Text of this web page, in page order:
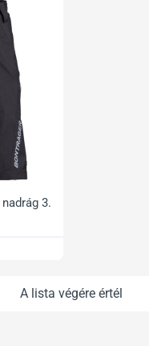
3.
A lista végére értél